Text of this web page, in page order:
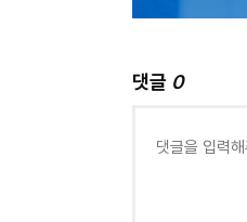
댓글 0